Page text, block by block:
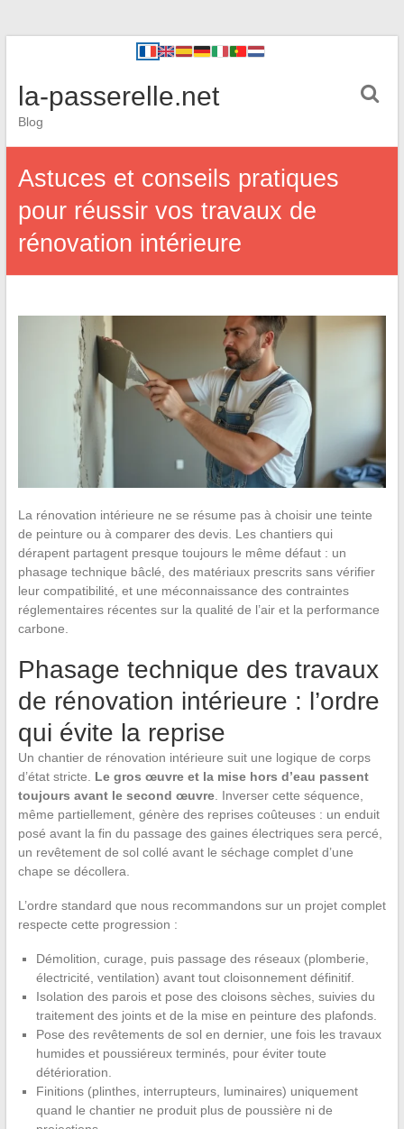
la-passerelle.net
Blog
Astuces et conseils pratiques
pour réussir vos travaux de
rénovation intérieure
La rénovation intérieure ne se résume pas à choisir une teinte
de peinture ou à comparer des devis. Les chantiers qui
dérapent partagent presque toujours le même défaut : un
phasage technique bâclé, des matériaux prescrits sans vérifier
leur compatibilité, et une méconnaissance des contraintes
réglementaires récentes sur la qualité de l’air et la performance
carbone.
Phasage technique des travaux
de rénovation intérieure : l’ordre
qui évite la reprise
Un chantier de rénovation intérieure suit une logique de corps
d’état stricte. Le gros œuvre et la mise hors d’eau passent
toujours avant le second œuvre. Inverser cette séquence,
même partiellement, génère des reprises coûteuses : un enduit
posé avant la fin du passage des gaines électriques sera percé,
un revêtement de sol collé avant le séchage complet d’une
chape se décollera.
L’ordre standard que nous recommandons sur un projet complet
respecte cette progression :
Démolition, curage, puis passage des réseaux (plomberie,
électricité, ventilation) avant tout cloisonnement définitif.
Isolation des parois et pose des cloisons sèches, suivies du
traitement des joints et de la mise en peinture des plafonds.
Pose des revêtements de sol en dernier, une fois les travaux
humides et poussiéreux terminés, pour éviter toute
détérioration.
Finitions (plinthes, interrupteurs, luminaires) uniquement
quand le chantier ne produit plus de poussière ni de